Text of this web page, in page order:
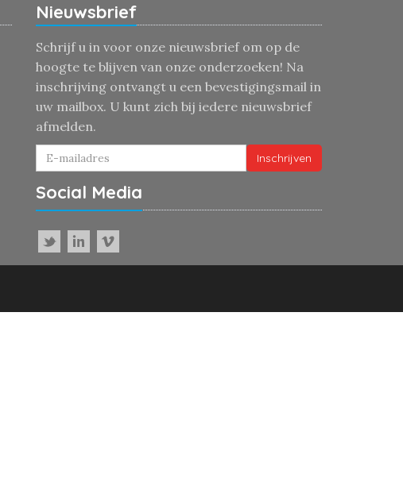
Nieuwsbrief
Schrijf u in voor onze nieuwsbrief om op de
hoogte te blijven van onze onderzoeken! Na
inschrijving ontvangt u een bevestigingsmail in
uw mailbox. U kunt zich bij iedere nieuwsbrief
afmelden.
Inschrijven
Social Media